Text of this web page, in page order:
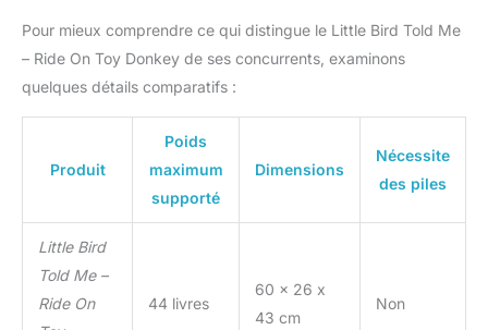
cyclistes. Excellent
cadeau : le jouet
On est livré dans une
jolie boîte de
poignée de transport, ce
qui en fait un cadeau
ou une occasion
spéciale. Ou simplement
Pour mieux comprendre ce qui distingue le Little Bird Told Me
– Ride On Toy Donkey de ses concurrents, examinons
quelques détails comparatifs :
Produit
Poids
maximum
supporté
Dimensions
Nécessite
des piles
Little Bird
Told Me –
Ride On
44 livres
60 x 26 x
43 cm
Non